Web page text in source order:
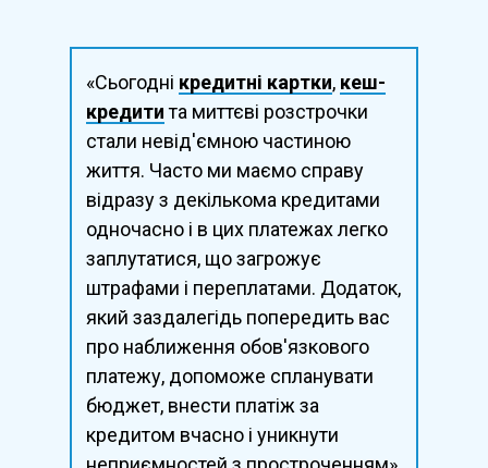
«Сьогодні кредитні картки, кеш-
кредитита миттєві розстрочки
стали невід'ємною частиною
життя. Часто ми маємо справу
відразу з декількома кредитами
одночасно і в цих платежах легко
заплутатися, що загрожує
штрафами і переплатами. Додаток,
який заздалегідь попередить вас
про наближення обов'язкового
платежу, допоможе спланувати
бюджет, внести платіж за
кредитом вчасно і уникнути